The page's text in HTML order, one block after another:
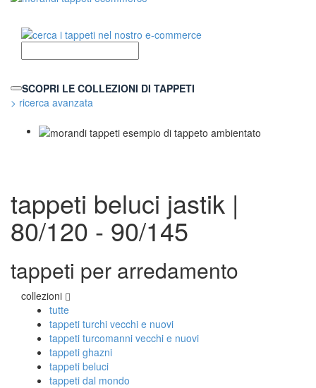
SCOPRI LE COLLEZIONI DI TAPPETI
> ricerca avanzata
Bhadohi Moderni
Kala Laie
Reloaded
Tappeti Moderni Collezione Morandi
TAPPETI DI DESIGN D'ARTE
Marco Nereo Rotelli
Daniela Marchetti
Chuk Palu
Giorgio Palù
Fabio Morandi
Vito Catalano
tappeti beluci jastik |
80/120 - 90/145
tappeti per arredamento
collezioni
tutte
tappeti turchi vecchi e nuovi
tappeti turcomanni vecchi e nuovi
tappeti ghazni
tappeti beluci
tappeti dal mondo